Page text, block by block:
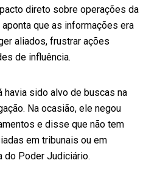
direto sobre operações da
que as informações era
aliados, frustrar ações
de influência.
havia sido alvo de buscas na
Na ocasião, ele negou
e disse que não tem
em tribunais ou em
do Poder Judiciário.